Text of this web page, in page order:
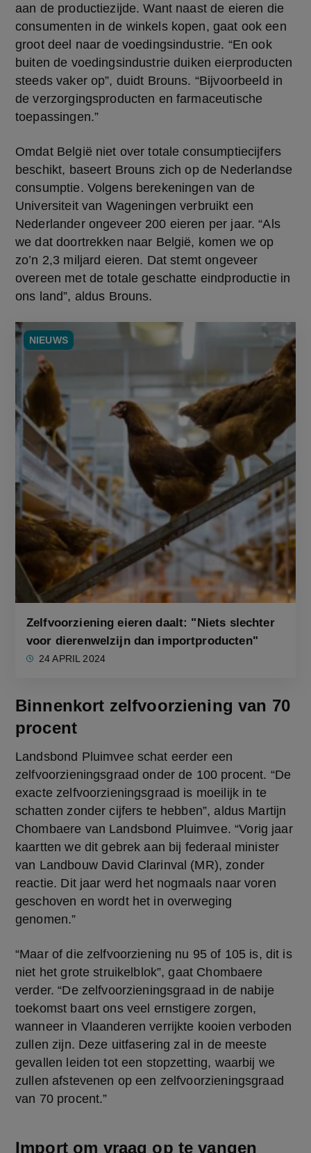
aan de productiezijde. Want naast de eieren die
consumenten in de winkels kopen, gaat ook een
groot deel naar de voedingsindustrie. “En ook
buiten de voedingsindustrie duiken eierproducten
steeds vaker op”, duidt Brouns. “Bijvoorbeeld in
de verzorgingsproducten en farmaceutische
toepassingen.”
Omdat België niet over totale consumptiecijfers
beschikt, baseert Brouns zich op de Nederlandse
consumptie. Volgens berekeningen van de
Universiteit van Wageningen verbruikt een
Nederlander ongeveer 200 eieren per jaar. “Als
we dat doortrekken naar België, komen we op
zo’n 2,3 miljard eieren. Dat stemt ongeveer
overeen met de totale geschatte eindproductie in
ons land”, aldus Brouns.
NIEUWS
Zelfvoorziening eieren daalt: "Niets slechter
voor dierenwelzijn dan importproducten"
24 APRIL 2024
Binnenkort zelfvoorziening van 70
procent
Landsbond Pluimvee schat eerder een
zelfvoorzieningsgraad onder de 100 procent. “De
exacte zelfvoorzieningsgraad is moeilijk in te
schatten zonder cijfers te hebben”, aldus Martijn
Chombaere van Landsbond Pluimvee. “Vorig jaar
kaartten we dit gebrek aan bij federaal minister
van Landbouw David Clarinval (MR), zonder
reactie. Dit jaar werd het nogmaals naar voren
geschoven en wordt het in overweging
genomen.”
“Maar of die zelfvoorziening nu 95 of 105 is, dit is
niet het grote struikelblok”, gaat Chombaere
verder. “De zelfvoorzieningsgraad in de nabije
toekomst baart ons veel ernstigere zorgen,
wanneer in Vlaanderen verrijkte kooien verboden
zullen zijn. Deze uitfasering zal in de meeste
gevallen leiden tot een stopzetting, waarbij we
zullen afstevenen op een zelfvoorzieningsgraad
van 70 procent.”
Import om vraag op te vangen